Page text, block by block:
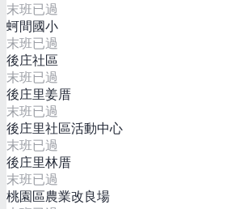
末班已過
蚵間國小
末班已過
後庄社區
末班已過
後庄里姜厝
末班已過
後庄里社區活動中心
末班已過
後庄里林厝
末班已過
桃園區農業改良場